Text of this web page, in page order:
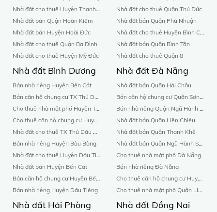
Nhà đất cho thuê Huyện Thanh Oai
Nhà đất bán Quận Hoàn Kiếm
Nhà đất bán Huyện Hoài Đức
Nhà đất cho thuê Quận Ba Đình
Nhà đất cho thuê Huyện Mỹ Đức
Nhà đất cho thuê Quận Thủ Đức
Nhà đất bán Quận Phú Nhuận
Nhà đất cho thuê Huyện Bình Chánh
Nhà đất bán Quận Bình Tân
Nhà đất cho thuê Quận 8
Nhà đất Bình Dương
Bán nhà riêng Huyện Bến Cát
Bán căn hộ chung cư TX Thủ Dầu Một
Cho thuê nhà mặt phố Huyện Tân Uyên
Cho thuê căn hộ chung cư Huyện Bàu Bàng
Nhà đất cho thuê TX Thủ Dầu Một
Bán nhà riêng Huyện Bàu Bàng
Nhà đất cho thuê Huyện Dầu Tiếng
Nhà đất bán Huyện Bến Cát
Bán căn hộ chung cư Huyện Bến Cát
Bán nhà riêng Huyện Dầu Tiếng
Nhà đất Đà Nẵng
Nhà đất bán Quận Hải Châu
Bán căn hộ chung cư Quận Sơn Trà
Bán nhà riêng Quận Ngũ Hành Sơn
Nhà đất bán Quận Liên Chiểu
Nhà đất bán Quận Thanh Khê
Nhà đất bán Quận Ngũ Hành Sơn
Cho thuê nhà mặt phố Đà Nẵng
Bán nhà riêng Đà Nẵng
Cho thuê căn hộ chung cư Huyện Đảo Hoàng Sa
Cho thuê nhà mặt phố Quận Liên Chiểu
Nhà đất Hải Phòng Nhà đất Đồng Nai